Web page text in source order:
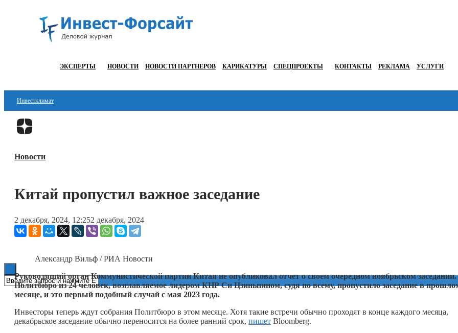
ЭКСПЕРТЫ НОВОСТИ НОВОСТИ ПАРТНЕРОВ КАРИКАТУРЫ СПЕЦПРОЕКТЫ КОНТАКТЫ РЕКЛАМА УСЛУГИ
Инвестклимат
Финансы
Блокчейн
ESG
Новости
Китай пропустил важное заседание
2 декабря, 2024, 12:252 декабря, 2024
Александр Вильф / РИА Новости
Руководящий орган Коммунистической партии Китая не опубликовал отчет о своем очередном ноябрьском заседании.
Политбюро из 24 человек, возглавляемое лидером КНР Си Цзиньпином, судя по всему, пропустило заседание в
месяце, и это первый подобный случай с мая 2023 года.
Инвесторы теперь ждут собрания Политбюро в этом месяце. Хотя такие встречи обычно проходят в конце каждого месяца,
декабрьское заседание обычно переносится на более ранний срок, пишет Bloomberg.